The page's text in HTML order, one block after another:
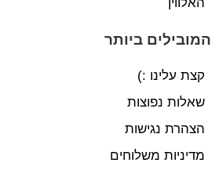
המובילים ביותר
קצת עלינו :)
שאלות נפוצות
הצהרת נגישות
מדיניות משלוחים